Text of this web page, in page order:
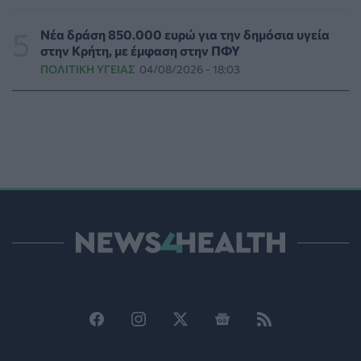
άγρια ζώα από τις φωτιές στη Δυτική Αττική
06/08/2026 - 15:42
Τα κουνούπια τελικά έχουν πράγματι προτιμήσεις
ΠΟΛΙΤΙΚΉ ΥΓΕΊΑΣ 06/08/2026 - 14:41
Νέα δράση 850.000 ευρώ για την δημόσια υγεία
στην Κρήτη, με έμφαση στην ΠΦΥ
ΠΟΛΙΤΙΚΉ ΥΓΕΊΑΣ 04/08/2026 - 18:03